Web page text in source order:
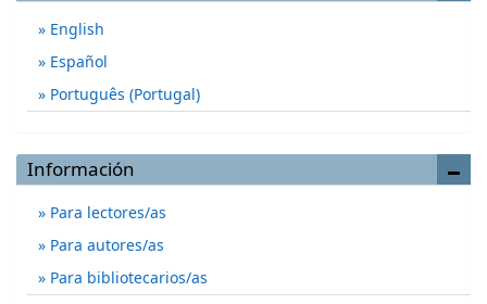
English
Español
Português (Portugal)
Información
Para lectores/as
Para autores/as
Para bibliotecarios/as